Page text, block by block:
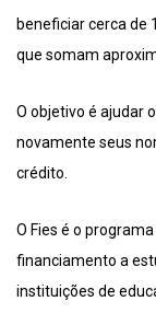
beneficiar cerca de
que somam
O objetivo é ajudar
novamente seus
crédito.
O Fies é o
financiamento a
instituições de